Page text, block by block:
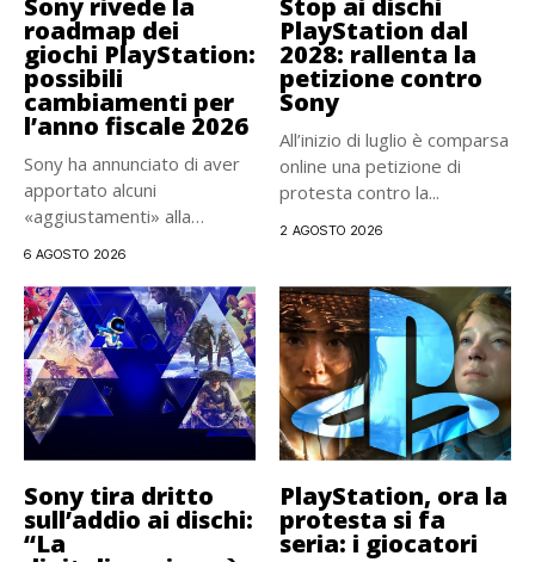
Sony rivede la
roadmap dei
giochi PlayStation:
possibili
cambiamenti per
l’anno fiscale 2026
Sony ha annunciato di aver
apportato alcuni
«aggiustamenti» alla
6 AGOSTO 2026
Stop ai dischi
PlayStation dal
2028: rallenta la
petizione contro
Sony
All’inizio di luglio è comparsa
online una petizione di
protesta contro la...
2 AGOSTO 2026
Sony tira dritto
sull’addio ai dischi:
“La
PlayStation, ora la
protesta si fa
seria: i giocatori